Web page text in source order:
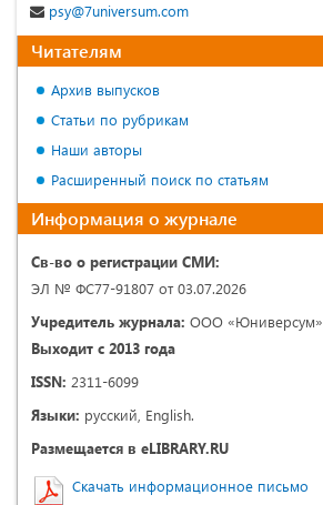
psy@7universum.com
Читателям
Архив выпусков
Статьи по рубрикам
Наши авторы
Расширенный поиск по статьям
Информация о журнале
Св-во о регистрации СМИ:
ЭЛ № ФС77-91807 от 03.07.2026
Учредитель журнала: ООО «Юниверсум»
Выходит с 2013 года
ISSN: 2311-6099
Языки: русский, English.
Размещается в eLIBRARY.RU
Скачать информационное письмо